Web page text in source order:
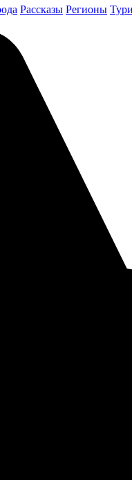
Рассказы Регионы